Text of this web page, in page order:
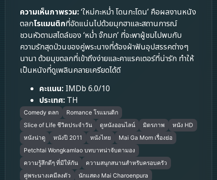
ความเห็นภาพรวม:‘ใหม่กะหม่ำ โดนกะโดน’ คือผลงานหนัง
ตลกโรแมนติกที่อัดแน่นไปด้วยมุกฮาและสถานการณ์
ชวนหัวตามสไตล์ของ ‘หม่ำ จ๊กมก’ ที่จะพาผู้ชมไปพบกับ
ความรักสุดป่วนของคู่พระนางที่ต้องฝ่าฟันอุปสรรคต่างๆ
นานา ด้วยมุขตลกที่เข้าถึงง่ายและคาแรคเตอร์ที่น่ารัก ทำให้
เป็นหนังที่ดูเพลินคลายเครียดได้ดี
คะแนน: IMDb 6.0/10
ประเทศ: TH
Comedy ตลก
Romance โรแมนติก
Slice of Life ชีวิตประจำวัน
ดูหนังออนไลน์ มิตรภาพ
หนัง HD
หนังน่าดู
หนังปี 2011 หนังไทย
Mai Ga Mom เรื่องย่อ
Petchtai Wongkamlao บทบาทน่าจับตามอง
ความรู้สึกดีๆ ที่มีให้กัน
ความสนุกสนานสำหรับครอบครัว
คู่พระนางเคมีลงตัว
นักแสดง Mai Charoenpura